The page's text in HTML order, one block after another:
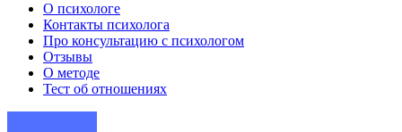
О психологе
Контакты психолога
Про консультацию с психологом
Отзывы
О методе
Тест об отношениях